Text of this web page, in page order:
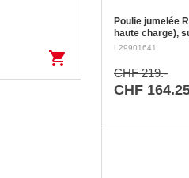
d'une
shopping_cart
Poulie jumelée
haute charge),
billes en torlon,
mm Pour
L29901641
CHF 219.-
CHF